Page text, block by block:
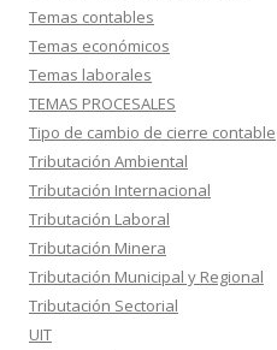
Temas contables
Temas económicos
Temas laborales
TEMAS PROCESALES
Tipo de cambio de cierre contable
Tributación Ambiental
Tributación Internacional
Tributación Laboral
Tributación Minera
Tributación Municipal y Regional
Tributación Sectorial
UIT